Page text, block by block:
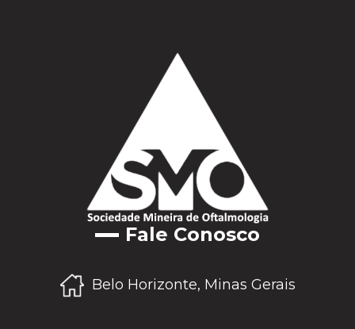
Fale Conosco
Belo Horizonte, Minas Gerais